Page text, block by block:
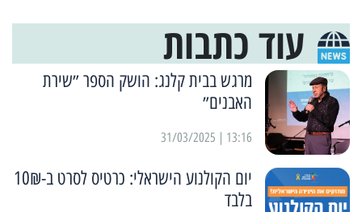
עוד כתבות
מרגש בבית קלנג: הושק הספר ״שירת
האבנים״
13:16 | 31/03/2025
יום הקולנוע הישראלי: כרטיס לסרט ב-10₪
בלבד